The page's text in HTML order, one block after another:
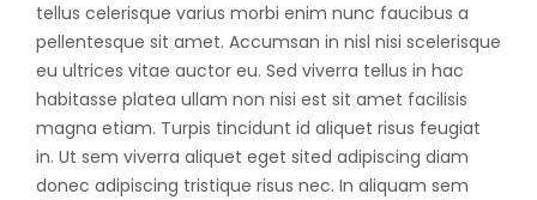
tellus celerisque varius morbi enim nunc faucibus a
pellentesque sit amet. Accumsan in nisl nisi scelerisque
eu ultrices vitae auctor eu. Sed viverra tellus in hac
habitasse platea ullam non nisi est sit amet facilisis
magna etiam. Turpis tincidunt id aliquet risus feugiat
in. Ut sem viverra aliquet eget sited adipiscing diam
donec adipiscing tristique risus nec. In aliquam sem